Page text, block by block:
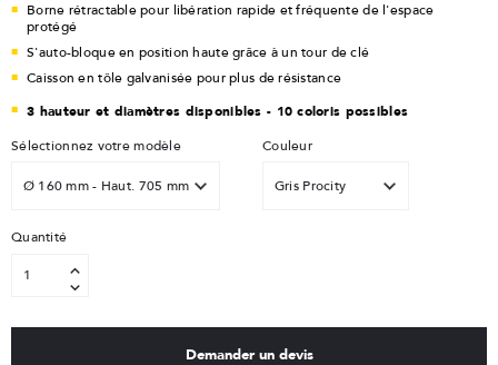
Borne rétractable pour libération rapide et fréquente de l'espace
protégé
S'auto-bloque en position haute grâce à un tour de clé
Caisson en tôle galvanisée pour plus de résistance
3 hauteur et diamètres disponibles - 10 coloris possibles
Sélectionnez votre modèle Couleur
Quantité
Demander un devis